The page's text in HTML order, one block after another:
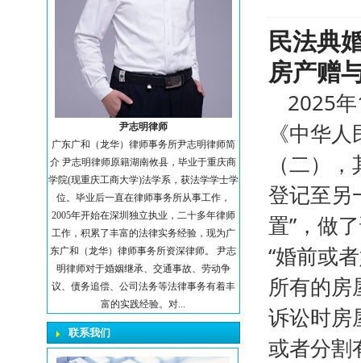
尹志明律师
广东广和（龙华）律师事务所尹志明律师简
介 尹志明律师原籍湖南攸县，毕业于重庆商
学院(现重庆工商大学)法学系，获法学学士学
位。毕业后一直在律师事务所从事工作，
2005年开始在深圳独立执业，二十多年律师
工作，积累了丰富的法律实务经验，现为广
东广和（龙华）律师事务所资深律师。 尹志
明律师对于婚姻继承、交通事故、劳动争
议、债务追偿、公司法务等法律事务有着丰
富的实践经验。对...
联系我们
民法典
房产赠
2025
《中华
（二）
登记至另
置”，做
“婚前或
所有的房
诉讼时房
或者分割